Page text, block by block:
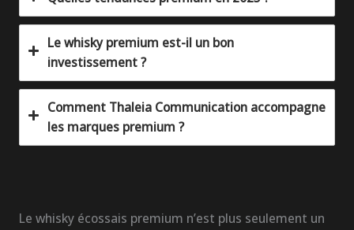
Le whisky premium est-il un bon
investissement ?
Comment Thaleia Communication accompagne
les marques premium ?
Le whisky écossais premium n’est plus seulement un